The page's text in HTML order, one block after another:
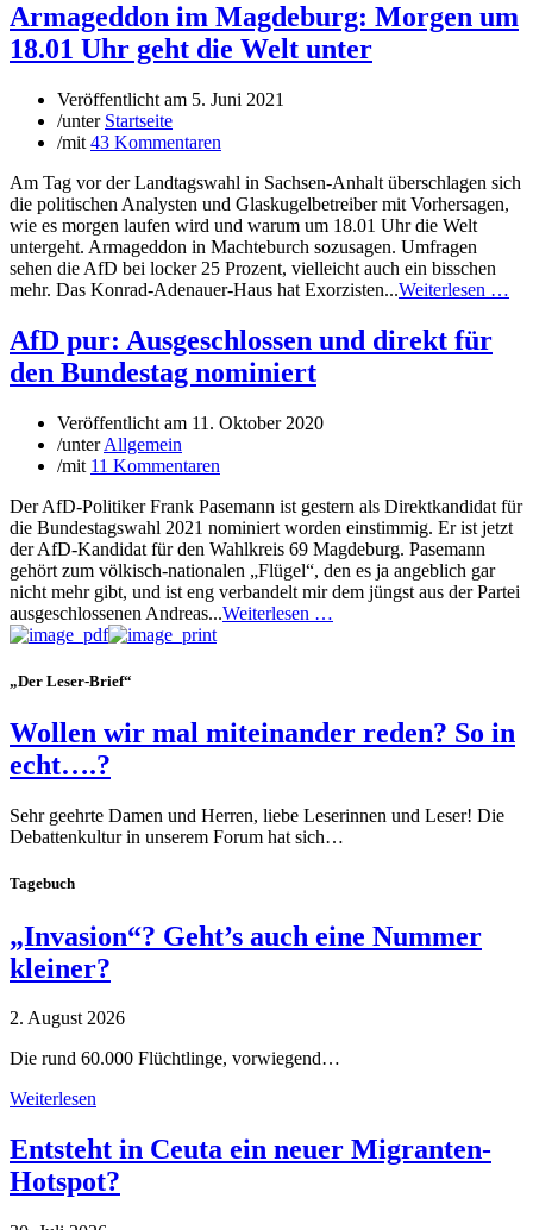
Armageddon im Magdeburg: Morgen um
18.01 Uhr geht die Welt unter
Veröffentlicht am 5. Juni 2021
/unter Startseite
/mit 43 Kommentaren
Am Tag vor der Landtagswahl in Sachsen-Anhalt überschlagen sich
die politischen Analysten und Glaskugelbetreiber mit Vorhersagen,
wie es morgen laufen wird und warum um 18.01 Uhr die Welt
untergeht. Armageddon in Machteburch sozusagen. Umfragen
sehen die AfD bei locker 25 Prozent, vielleicht auch ein bisschen
mehr. Das Konrad-Adenauer-Haus hat Exorzisten...Weiterlesen …
AfD pur: Ausgeschlossen und direkt für
den Bundestag nominiert
Veröffentlicht am 11. Oktober 2020
/unterAllgemein
/mit 11 Kommentaren
Der AfD-Politiker Frank Pasemann ist gestern als Direktkandidat für
die Bundestagswahl 2021 nominiert worden einstimmig. Er ist jetzt
der AfD-Kandidat für den Wahlkreis 69 Magdeburg. Pasemann
gehört zum völkisch-nationalen „Flügel“, den es ja angeblich gar
nicht mehr gibt, und ist eng verbandelt mir dem jüngst aus der Partei
ausgeschlossenen Andreas...Weiterlesen …
„Der Leser-Brief“
Wollen wir mal miteinander reden? So in
echt….?
Sehr geehrte Damen und Herren, liebe Leserinnen und Leser! Die
Debattenkultur in unserem Forum hat sich…
Tagebuch
„Invasion“? Geht’s auch eine Nummer
kleiner?
2. August 2026
Die rund 60.000 Flüchtlinge, vorwiegend…
Weiterlesen
Entsteht in Ceuta ein neuer Migranten-
Hotspot?